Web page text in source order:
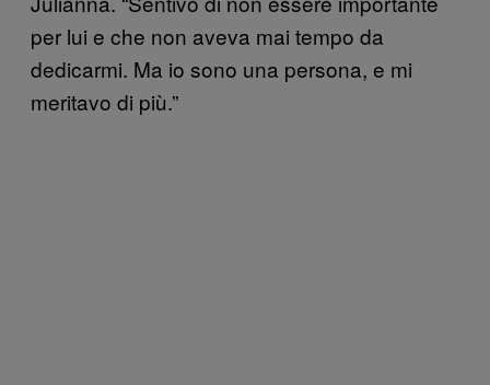
per lui e che non aveva mai tempo da
dedicarmi. Ma io sono una persona, e mi
meritavo di più.”